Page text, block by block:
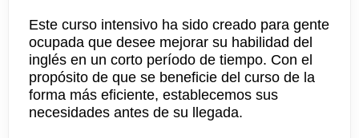
Este curso intensivo ha sido creado para gente
ocupada que desee mejorar su habilidad del
inglés en un corto período de tiempo. Con el
propósito de que se beneficie del curso de la
forma más eficiente, establecemos sus
necesidades antes de su llegada.